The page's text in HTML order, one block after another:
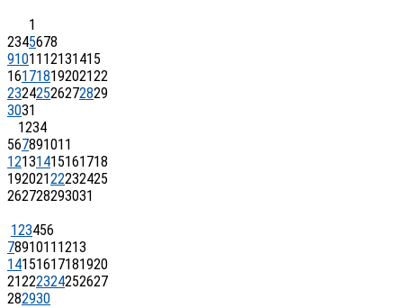
1
2345678
9101112131415
16171819202122
23242526272829
3031
1234
567891011
12131415161718
19202122232425
262728293031
123456
78910111213
14151617181920
21222324252627
282930